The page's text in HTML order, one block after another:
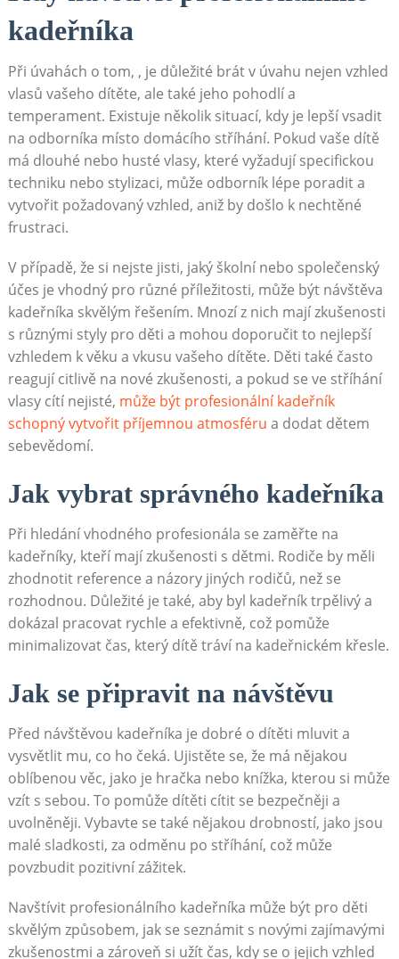
kadeřníka
Při úvahách o tom, , je důležité brát v úvahu nejen vzhled
vlasů vašeho dítěte, ale také jeho pohodlí a
temperament. Existuje několik situací, kdy je lepší vsadit
na odborníka místo domácího stříhání. Pokud vaše dítě
má dlouhé nebo husté vlasy, které vyžadují specifickou
techniku nebo stylizaci, může odborník lépe poradit a
vytvořit požadovaný vzhled, aniž by došlo k nechtěné
frustraci.
V případě, že si nejste jisti, jaký školní nebo společenský
účes je vhodný pro různé příležitosti, může být návštěva
kadeřníka skvělým řešením. Mnozí z nich mají zkušenosti
s různými styly pro děti a mohou doporučit to nejlepší
vzhledem k věku a vkusu vašeho dítěte. Děti také často
reagují citlivě na nové zkušenosti, a pokud se ve stříhání
vlasy cítí nejisté, může být profesionální kadeřník
schopný vytvořit příjemnou atmosféru a dodat dětem
sebevědomí.
Jak vybrat správného kadeřníka
Při hledání vhodného profesionála se zaměřte na
kadeřníky, kteří mají zkušenosti s dětmi. Rodiče by měli
zhodnotit reference a názory jiných rodičů, než se
rozhodnou. Důležité je také, aby byl kadeřník trpělivý a
dokázal pracovat rychle a efektivně, což pomůže
minimalizovat čas, který dítě tráví na kadeřnickém křesle.
Jak se připravit na návštěvu
Před návštěvou kadeřníka je dobré o dítěti mluvit a
vysvětlit mu, co ho čeká. Ujistěte se, že má nějakou
oblíbenou věc, jako je hračka nebo knížka, kterou si může
vzít s sebou. To pomůže dítěti cítit se bezpečněji a
uvolněněji. Vybavte se také nějakou drobností, jako jsou
malé sladkosti, za odměnu po stříhání, což může
povzbudit pozitivní zážitek.
Navštívit profesionálního kadeřníka může být pro děti
skvělým způsobem, jak se seznámit s novými zajímavými
zkušenostmi a zároveň si užít čas, kdy se o jejich vzhled